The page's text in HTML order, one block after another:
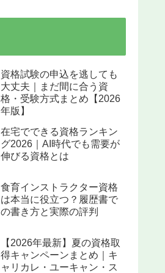
資格試験の申込を逃しても
大丈夫｜まだ間に合う資
格・受験方式まとめ【2026
年版】
在宅でできる資格ランキン
グ2026｜AI時代でも需要が
伸びる資格とは
食育インストラクター資格
は本当に役立つ？履歴書で
の書き方と実際の評判
【2026年最新】夏の資格取
得キャンペーンまとめ｜キ
ャリカレ・ユーキャン・ス